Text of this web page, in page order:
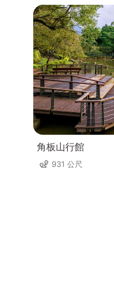
角板山行館
931 公尺